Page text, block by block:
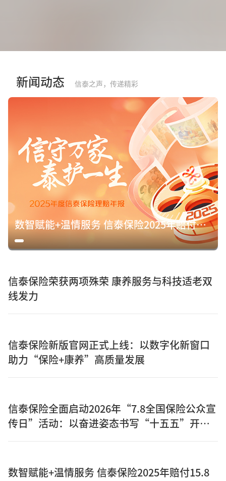
新闻动态 信泰之声，传递精彩
数智赋能+温情服务 信泰保险2025年赔付15.8亿元诠释保险初心
信泰保险荣获两项殊荣 康养服务与科技适老双
线发力
信泰保险新版官网正式上线：以数字化新窗口
助力“保险+康养”高质量发展
信泰保险全面启动2026年“7.8全国保险公众宣
传日”活动：以奋进姿态书写“十五五”开局
数智赋能+温情服务 信泰保险2025年赔付15.8